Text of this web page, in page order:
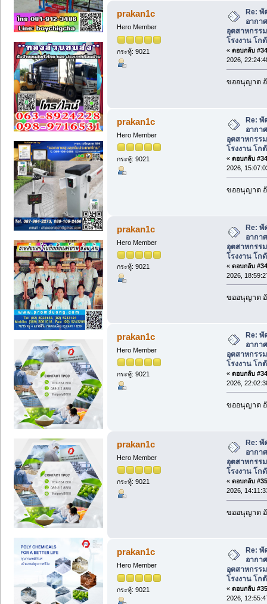
prakan1c
Hero Member
กระทู้: 9021
Re:
อากา
อุตสาหกรร
โรงงาน โก
« ตอบกลับ
2026,
ขออนุญาต
prakan1c
Hero Member
กระทู้: 9021
Re: พั
อากา
อุตสาหกรร
โรงงาน โก
« ตอบกลับ
2026,
ขออนุญาต
prakan1c
Hero Member
กระทู้: 9021
Re: พั
อากา
อุตสาหกรร
โรงงาน โก
« ตอบกลับ
2026,
ขออนุญาต
prakan1c
Hero Member
กระทู้: 9021
Re:
อากา
อุตสาหกรร
โรงงาน โก
« ตอบกลับ
2026,
ขออนุญาต
prakan1c
Hero Member
กระทู้: 9021
Re:
อากา
อุตสาหกรร
โรงงาน โก
« ตอบกลับ
2026,
ขออนุญาต
prakan1c
Hero Member
กระทู้: 9021
Re:
อากา
อุตสาหกรร
โรงงาน โก
« ตอบกลับ
2026,